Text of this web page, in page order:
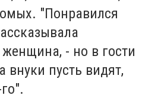
"Понравился
- но в гости
внуки пусть видят,